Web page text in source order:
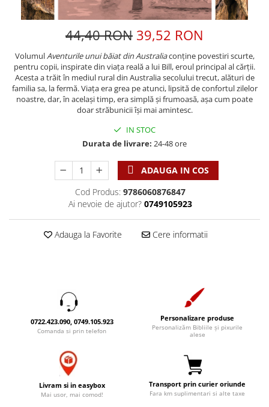
Viata crestina
Rugaciune
Familie
Barbati
Cresterea copiilor
Femei
Harfe / Partituri
Instrumente pastorale
Consiliere
Despre biserica
Comentarii
Biografii
Pix plastic
Jocuri
Jurnal de Rugaciune
Limba Engleza
Limba Română
Magneti
Obiecte decorative
Pix+Semn de carte
Tablouri din lemn
Pungi cadou cu versete
Semne de carte
Set cadou
Tablouri
Sibiu
Alte suveniruri
Carti postale
Jurnal
Magneti
Suport pahar
Suport pahar
Carti postale
Magneti
44,40 RON 39,52 RON
VolumulAventurile unui băiat din Australiaconține povestiri scurte,
pentru copii, inspirate din viața reală a lui Bill, eroul principal al cărții.
Acesta a trăit în mediul rural din Australia secolului trecut, alături de
familia sa, la fermă. Viața era grea pe atunci, lipsită de confortul zilelor
noastre, dar, în același timp, era simplă și frumoasă, așa cum poate
doar străbunicii își mai amintesc.
IN STOC
Durata de livrare: 24-48 ore
ADAUGA IN COS
Cod Produs: 9786060876847
Ai nevoie de ajutor? 0749105923
Adauga la Favorite Cere informatii
0722.423.090, 0749.105.923
Comanda si prin telefon
Personalizare produse
Personalizăm Bibliile și pixurile
alese
Livram si in easybox
Mai usor, mai comod!
Transport prin curier oriunde
Fara km suplimentari si alte taxe